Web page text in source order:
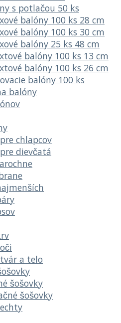
s potlačou 50 ks
balóny 100 ks 28 cm
balóny 100 ks 30 cm
balóny 25 ks 48 cm
balóny 100 ks 13 cm
balóny 100 ks 26 cm
balóny 100 ks
balóny
chlapcov
dievčatá
a telo
šošovky
šošovky